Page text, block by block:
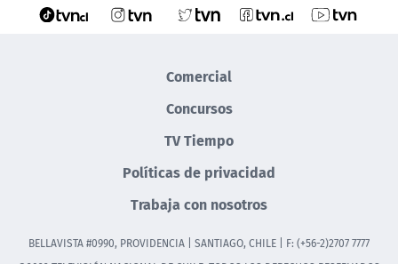
Comercial
Concursos
TV Tiempo
Políticas de privacidad
Trabaja con nosotros
BELLAVISTA #0990, PROVIDENCIA | SANTIAGO, CHILE | F: (+56-2)2707 7777